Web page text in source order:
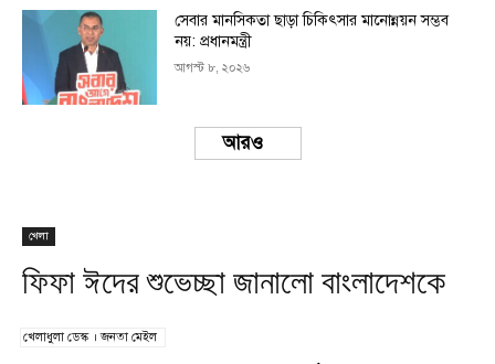
সেবার মানসিকতা ছাড়া চিকিৎসার মানোন্নয়ন সম্ভব
নয়: প্রধানমন্ত্রী
আগস্ট ৮, ২০২৬
Load more